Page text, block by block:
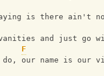
is there ain't
and just go
F
our name is our